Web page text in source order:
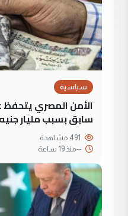
سياسية
الأمن المصري
سابق بسبب مليار جنيه
--منذ 19 ساعة